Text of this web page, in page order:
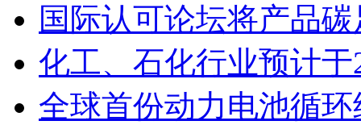
国际认可论坛将产品
化工、石化行业预计
全球首份动力电池循